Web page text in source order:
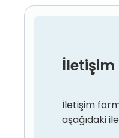
İletişim
İletişim
aşağıdaki